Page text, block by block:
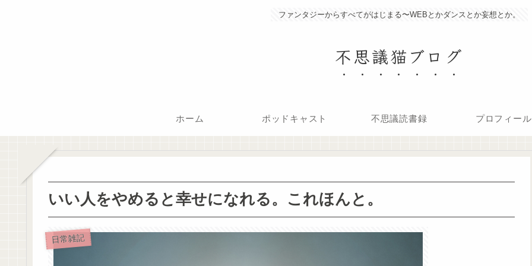
ファンタジーからすべてがはじまる〜WEBとかダンスとか妄想とか。
不思議猫ブログ
ホーム ポッドキャスト 不思議読書録 プロフィール
いい人をやめると幸せになれる。これほんと。
日常雑記